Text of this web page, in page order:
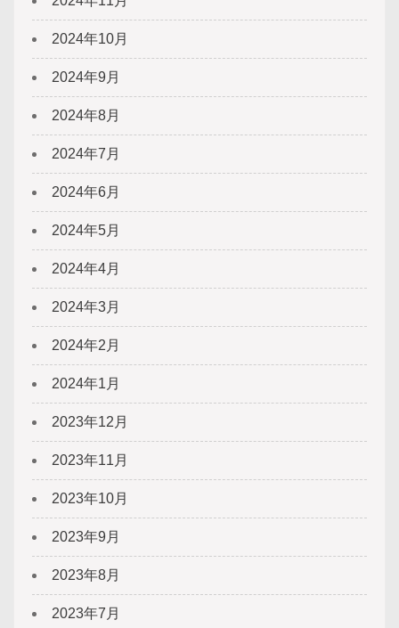
2024年10月
2024年9月
2024年8月
2024年7月
2024年6月
2024年5月
2024年4月
2024年3月
2024年2月
2024年1月
2023年12月
2023年11月
2023年10月
2023年9月
2023年8月
2023年7月